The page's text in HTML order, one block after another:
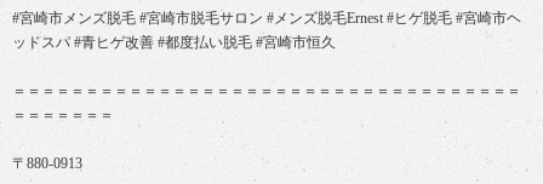
#宮崎市メンズ脱毛 #宮崎市脱毛サロン #メンズ脱毛Ernest #ヒゲ脱毛 #宮崎市ヘ
ッドスパ #青ヒゲ改善 #都度払い脱毛 #宮崎市恒久
＝＝＝＝＝＝＝＝＝＝＝＝＝＝＝＝＝＝＝＝＝＝＝＝＝＝＝＝＝＝＝＝＝＝＝
＝＝＝＝＝＝＝
〒880-0913